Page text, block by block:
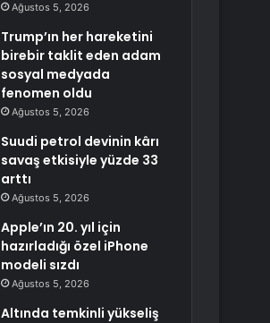
Ağustos 5, 2026
Trump’ın her hareketini
birebir taklit eden adam
sosyal medyada
fenomen oldu
Ağustos 5, 2026
Suudi petrol devinin kârı
savaş etkisiyle yüzde 33
arttı
Ağustos 5, 2026
Apple’ın 20. yıl için
hazırladığı özel iPhone
modeli sızdı
Ağustos 5, 2026
Altında temkinli yükseliş